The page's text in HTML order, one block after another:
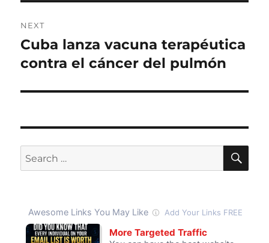
NEXT
Next
post:
Cuba lanza vacuna terapéutica
contra el cáncer del pulmón
Search
for: